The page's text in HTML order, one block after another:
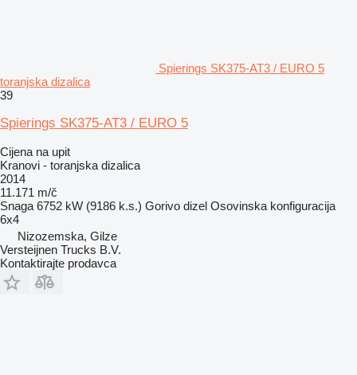
Spierings SK375-AT3 / EURO 5
toranjska dizalica
39
Spierings SK375-AT3 / EURO 5
Cijena na upit
Kranovi - toranjska dizalica
2014
11.171 m/č
Snaga 6752 kW (9186 k.s.) Gorivo dizel Osovinska konfiguracija
6x4
Nizozemska, Gilze
Versteijnen Trucks B.V.
Kontaktirajte prodavca